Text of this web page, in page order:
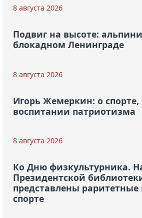
8 августа 2026
Подвиг на высоте:
блокадном Ленинграде
8 августа 2026
Игорь Жемеркин: о
воспитании патриотизма
8 августа 2026
Ко Дню физкультурника.
Президентской
представлены
спорте